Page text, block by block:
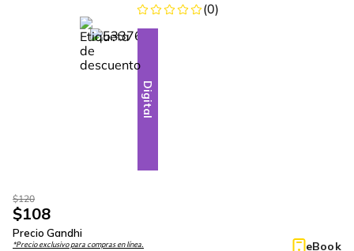
(0)
-10%
Digital
$120
$108
Precio Gandhi
*Precio exclusivo para compras en línea. eBook